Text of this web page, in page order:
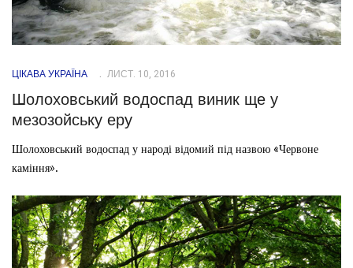
ЦІКАВА УКРАЇНА ЛИСТ. 10, 2016
Шолоховський водоспад виник ще у
мезозойську еру
Шолоховський водоспад у народі відомий під назвою «Червоне
каміння».